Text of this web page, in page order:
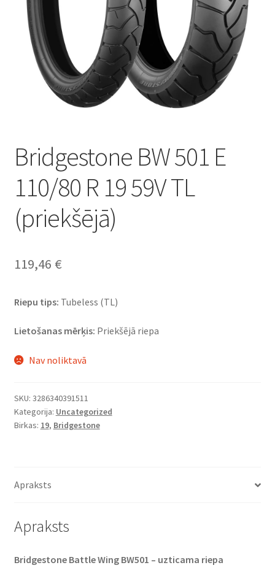
Bridgestone BW 501 E
110/80 R 19 59V TL
(priekšējā)
119,46 €
Riepu tips: Tubeless (TL)
Lietošanas mērķis: Priekšējā riepa
Nav noliktavā
SKU: 3286340391511
Kategorija: Uncategorized
Birkas: 19, Bridgestone
Apraksts
Apraksts
Bridgestone Battle Wing BW501 – uzticama riepa